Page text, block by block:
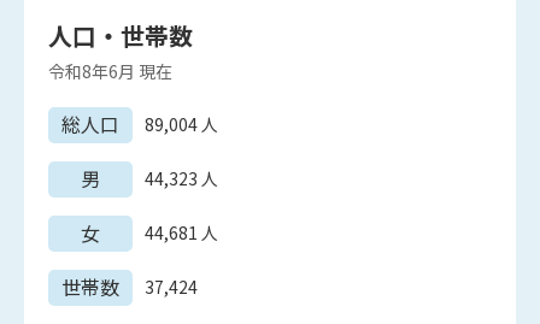
人口・世帯数
令和8年6月 現在
総人口 89,004人
男 44,323 人
女 44,681 人
世帯数 37,424